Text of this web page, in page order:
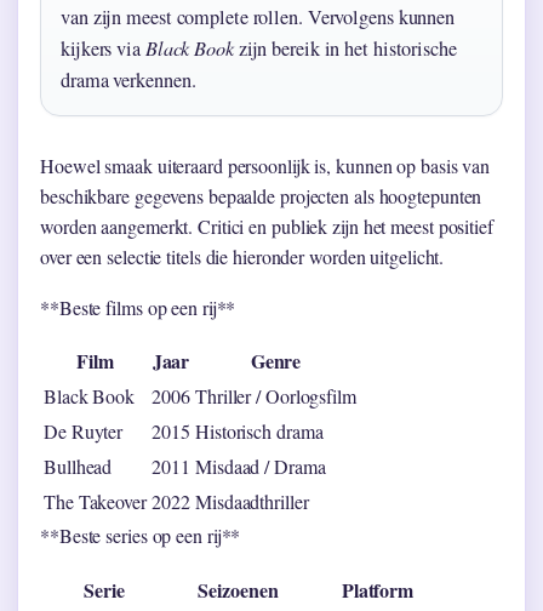
van zijn meest complete rollen. Vervolgens kunnen
kijkers via Black Bookzijn bereik in het historische
drama verkennen.
Hoewel smaak uiteraard persoonlijk is, kunnen op basis van
beschikbare gegevens bepaalde projecten als hoogtepunten
worden aangemerkt. Critici en publiek zijn het meest positief
over een selectie titels die hieronder worden uitgelicht.
**Beste films op een rij**
Film Jaar Genre
Black Book 2006 Thriller / Oorlogsfilm
De Ruyter
2015 Historisch drama
Bullhead
2011 Misdaad / Drama
The Takeover2022 Misdaadthriller
**Beste series op een rij**
Serie Seizoenen Platform